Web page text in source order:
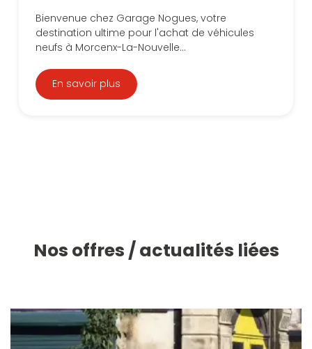
Bienvenue chez Garage Nogues, votre
destination ultime pour l'achat de véhicules
neufs à Morcenx-La-Nouvelle...
En savoir plus
Nos offres / actualités liées